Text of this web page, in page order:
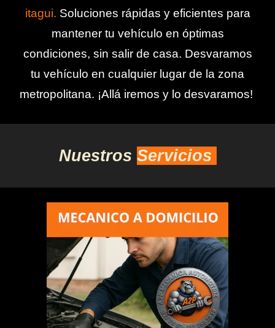
itagui. Soluciones rápidas y eficientes para
mantener tu vehículo en óptimas
condiciones, sin salir de casa. Desvaramos
tu vehículo en cualquier lugar de la zona
metropolitana. ¡Allá iremos y lo desvaramos!
Nuestros Servicios